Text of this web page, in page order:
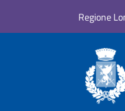
Regione